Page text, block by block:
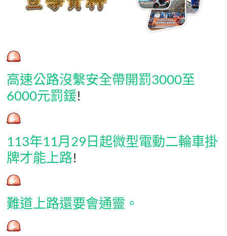
高速公路沒繫安全帶開罰3000至
6000元罰鍰!
113年11月29日起微型電動二輪車掛
牌才能上路!
難道上路還要會通靈。